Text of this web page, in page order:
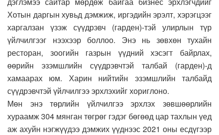
Хотын даргын хувьд дэмжиж, иргэдийн эрэлт, хэрэгцээг
харгалзан үзэж сүүдрэвч (гарден)-тэй улирлын түр
үйлчилгээг нээхээр боллоо. Энэ нь зөвхөн тухайн
ресторан, зоогийн газрын үүдний хэсэгт байрлах,
өөрийн эзэмшлийн сүүдрэвчтэй талбай (гарден)-д
хамаарах юм. Харин нийтийн эзэмшлийн талбайд
сүүдрэвчтэй үйлчилгээ эрхлэхийг хориглоно.
Мөн энэ төрлийн үйлчилгээ эрхлэх зөвшөөрлийн
хураамж 304 мянган төгрөг гэдэг бөгөөд цар тахлын үед
аж ахуйн нэгжүүдээ дэмжих үүднээс 2021 оны есдүгээр